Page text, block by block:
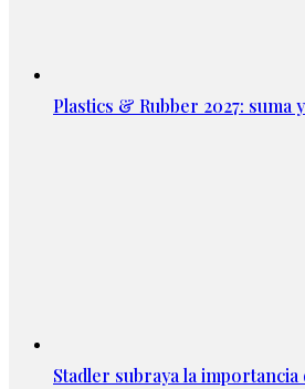
Plastics & Rubber 2027: suma
Stadler subraya la